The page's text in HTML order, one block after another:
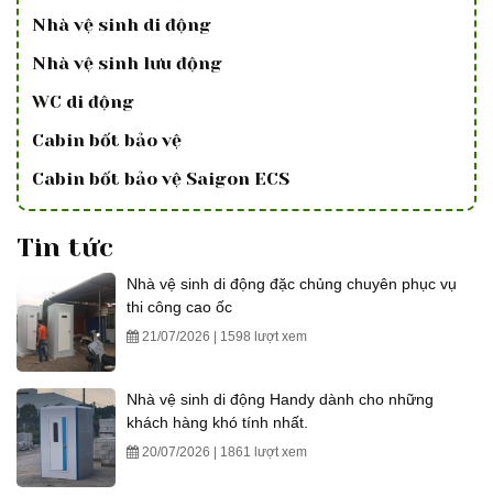
Nhà vệ sinh di động
Nhà vệ sinh lưu động
WC di động
Cabin bốt bảo vệ
Cabin bốt bảo vệ Saigon ECS
Tin tức
Nhà vệ sinh di động đặc chủng chuyên phục vụ
thi công cao ốc
21/07/2026 | 1598 lượt xem
Nhà vệ sinh di động Handy dành cho những
khách hàng khó tính nhất.
20/07/2026 | 1861 lượt xem